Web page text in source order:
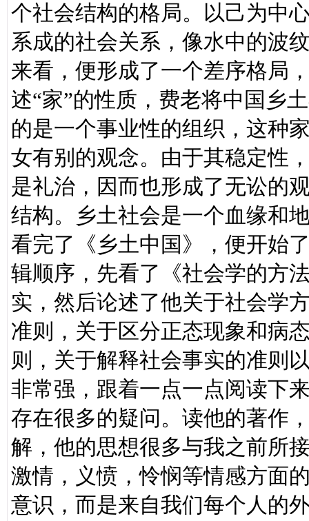
个社会结构的格局。以己为中
系成的社会关系，像水中的波
来看，便形成了一个差序格局
述“家”的性质，费老将中国乡
的是一个事业性的组织，这种
女有别的观念。由于其稳定性
是礼治，因而也形成了无讼的
结构。乡土社会是一个血缘和
看完了《乡土中国》，便开始
辑顺序，先看了《社会学的方
实，然后论述了他关于社会学
准则，关于区分正态现象和病
则，关于解释社会事实的准则
非常强，跟着一点一点阅读下
存在很多的疑问。读他的著作
解，他的思想很多与我之前所
激情，义愤，怜悯等情感方面
意识，而是来自我们每个人的